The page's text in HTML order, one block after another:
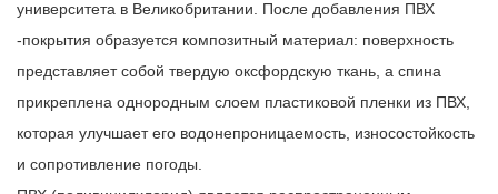
университета в Великобритании. После добавления ПВХ
-покрытия образуется композитный материал: поверхность
представляет собой твердую оксфордскую ткань, а спина
прикреплена однородным слоем пластиковой пленки из ПВХ,
которая улучшает его водонепроницаемость, износостойкость
и сопротивление погоды.